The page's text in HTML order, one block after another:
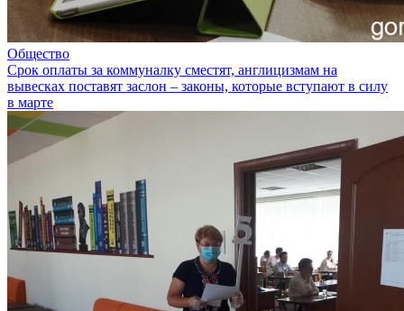
Общество
Срок оплаты за коммуналку сместят, англицизмам на
вывесках поставят заслон – законы, которые вступают в силу
в марте